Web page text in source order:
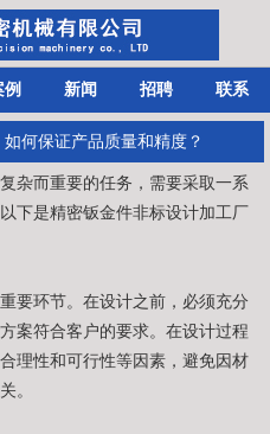
例 新闻 招聘 联系
何保证产品质量和精度？
杂而重要的任务，需要采取一系
下是精密钣金件非标设计加工厂
要环节。在设计之前，必须充分
案符合客户的要求。在设计过程
理性和可行性等因素，避免因材
。